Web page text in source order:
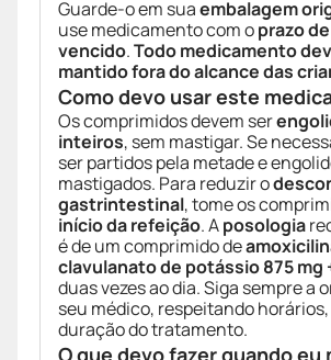
Guarde-o em suaembalagem
use medicamento com oprazo
vencido.Todo medicamento
mantido fora do alcance das
Como devo usar este
Os comprimidos devem ser
inteiros, sem mastigar. Se
ser partidos pela metade e
mastigados. Para reduzir o
gastrintestinal, tome os
início da refeição. Aposologia
é de um comprimido de
clavulanato de potássio 875 mg
duas vezes ao dia. Siga sempre a
seu médico, respeitando horários,
duração do tratamento.
O que devo fazer quando eu